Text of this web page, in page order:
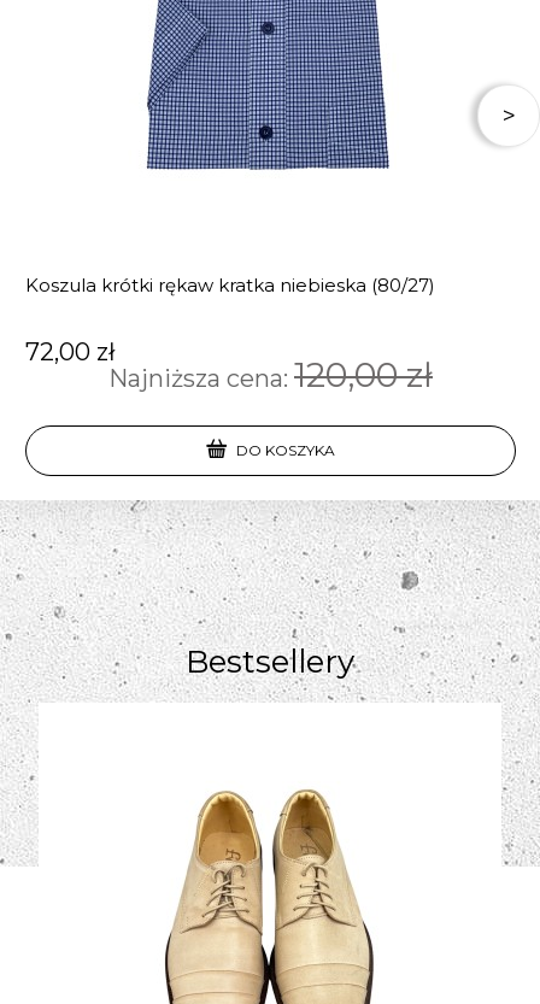
Koszula krótki rękaw kratka niebieska (80/27)
72,00 zł
Najniższa cena: 120,00 zł
DO KOSZYKA
Bestsellery